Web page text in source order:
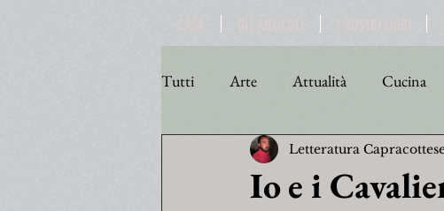
Tutti Arte Attualità Cucina
Personaggi Poesia Politica
Io e i
Letteratura